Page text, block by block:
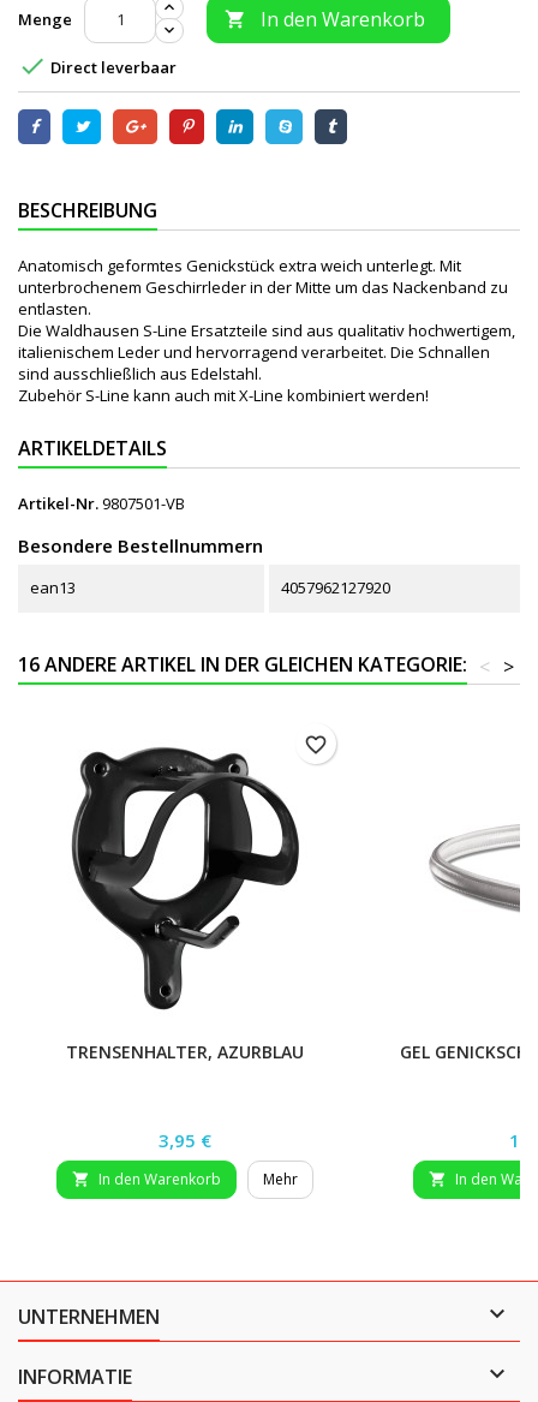
Menge  In den Warenkorb
 Direct leverbaar
BESCHREIBUNG
Anatomisch geformtes Genickstück extra weich unterlegt. Mit
unterbrochenem Geschirrleder in der Mitte um das Nackenband zu
entlasten.
Die Waldhausen S-Line Ersatzteile sind aus qualitativ hochwertigem,
italienischem Leder und hervorragend verarbeitet. Die Schnallen
sind ausschließlich aus Edelstahl.
Zubehör S-Line kann auch mit X-Line kombiniert werden!
ARTIKELDETAILS
Artikel-Nr.9807501-VB
Besondere Bestellnummern
ean13 4057962127920
16 ANDERE ARTIKEL IN DER GLEICHEN KATEGORIE: >
<
TRENSENHALTER, AZURBLAU
Preis
3,95 €
 In den Warenkorb Mehr
favorite_border
GEL
 In den
UNTERNEHMEN 
INFORMATIE 